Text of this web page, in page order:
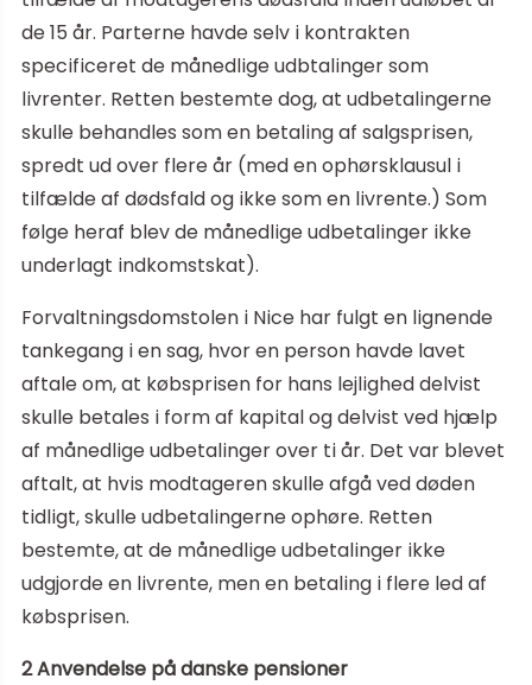
de 15 år. Parterne havde selv i kontrakten
specificeret de månedlige udbtalinger som
livrenter. Retten bestemte dog, at udbetalingerne
skulle behandles som en betaling af salgsprisen,
spredt ud over flere år (med en ophørsklausul i
tilfælde af dødsfald og ikke som en livrente.) Som
følge heraf blev de månedlige udbetalinger ikke
underlagt indkomstskat).
Forvaltningsdomstolen i Nice har fulgt en lignende
tankegang i en sag, hvor en person havde lavet
aftale om, at købsprisen for hans lejlighed delvist
skulle betales i form af kapital og delvist ved hjælp
af månedlige udbetalinger over ti år. Det var blevet
aftalt, at hvis modtageren skulle afgå ved døden
tidligt, skulle udbetalingerne ophøre. Retten
bestemte, at de månedlige udbetalinger ikke
udgjorde en livrente, men en betaling i flere led af
købsprisen.
2 Anvendelse på danske pensioner